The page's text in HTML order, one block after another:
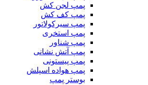
پمپ لجن کش
پمپ کف کش
پمپ سیرکولاتور
پمپ استخری
پمپ شناور
پمپ آتش نشانی
پمپ پیستونی
پمپ هواده اسپلش
بوستر پمپ